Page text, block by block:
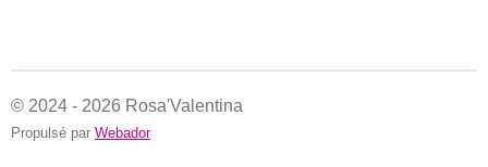
© 2024 - 2026 Rosa'Valentina
Propulsé par Webador